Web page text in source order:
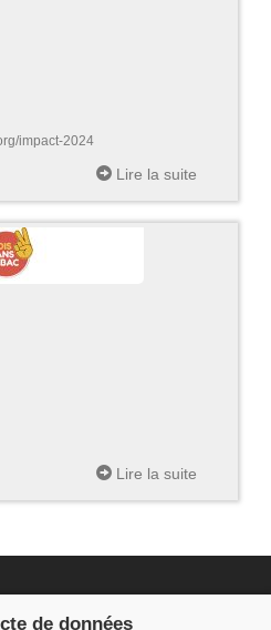
impact-2024
Lire la suite
Lire la suite
de données